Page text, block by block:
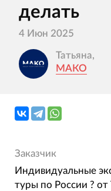
делать
4 Июн 2025
Татьяна,
МАКО
Заказчик
Индивидуальные
туры по России ? от